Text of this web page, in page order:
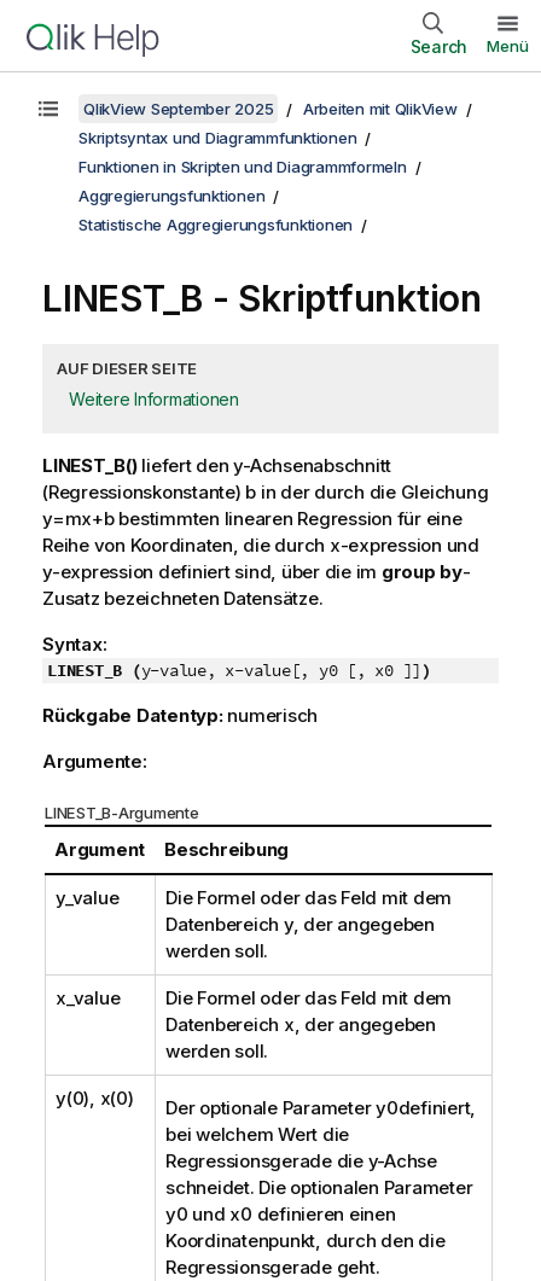
Search Menü
QlikView September 2025
Arbeiten mit QlikView
Skriptsyntax und Diagrammfunktionen
Funktionen in Skripten und Diagrammformeln
Aggregierungsfunktionen
Statistische Aggregierungsfunktionen
LINEST_B - Skriptfunktion
AUF DIESER SEITE
Weitere Informationen
LINEST_B()liefert den y-Achsenabschnitt
(Regressionskonstante) b in der durch die Gleichung
y=mx+bbestimmten linearen Regression für eine
Reihe von Koordinaten, die durch x-expression und
y-expression definiert sind, über die im group by-
Zusatz bezeichneten Datensätze.
Syntax:
LINEST_B (y-value, x-value[, y0 [, x0 ]] )
Rückgabe Datentyp: numerisch
Argumente:
LINEST_B-Argumente
Argument Beschreibung
y_value
Die Formel oder das Feld mit dem
Datenbereich y, der angegeben
werden soll.
x_value
Die Formel oder das Feld mit dem
Datenbereich x, der angegeben
werden soll.
y(0), x(0) Der optionale Parametery0definiert,
bei welchem Wert die
Regressionsgerade die y-Achse
schneidet. Die optionalen Parameter
y0 und x0 definieren einen
Koordinatenpunkt, durch den die
Regressionsgerade geht.